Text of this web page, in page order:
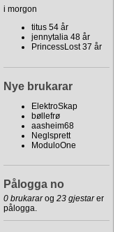
i morgon
titus 54 år
jennytalia 48 år
PrincessLost 37 år
Nye brukarar
ElektroSkap
bøllefrø
aasheim68
Neglsprett
ModuloOne
Pålogga no
0 brukararog 23 gjestarer
pålogga.